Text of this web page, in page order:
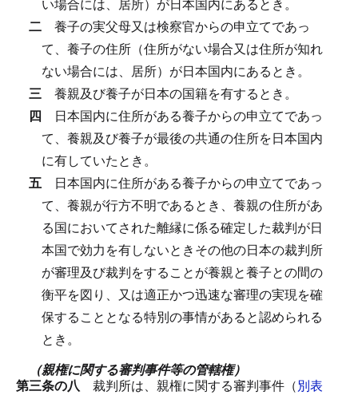
二 養子の実父母又は検察官からの申立てであっ
て、養子の住所（住所がない場合又は住所が知れ
ない場合には、居所）が日本国内にあるとき。
三 養親及び養子が日本の国籍を有するとき。
四 日本国内に住所がある養子からの申立てであっ
て、養親及び養子が最後の共通の住所を日本国内
に有していたとき。
五 日本国内に住所がある養子からの申立てであっ
て、養親が行方不明であるとき、養親の住所があ
る国においてされた離縁に係る確定した裁判が日
本国で効力を有しないときその他の日本の裁判所
が審理及び裁判をすることが養親と養子との間の
衡平を図り、又は適正かつ迅速な審理の実現を確
保することとなる特別の事情があると認められる
とき。
（親権に関する審判事件等の管轄権）
第三条の八 裁判所は、親権に関する審判事件（別表